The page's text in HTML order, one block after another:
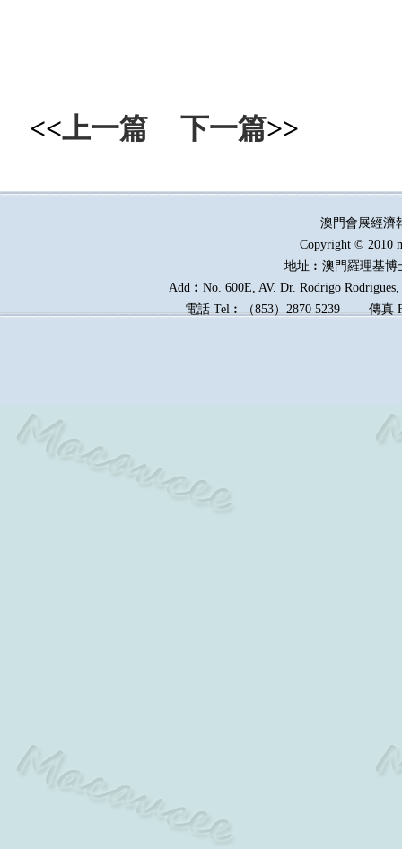
<<上一篇 下一篇>>
澳門會展經
Copyright © 2010
地址︰澳門羅理基博
Add︰No. 600E, AV. Dr. Rodrigo
電話 Tel︰（853）2870 5239傳真